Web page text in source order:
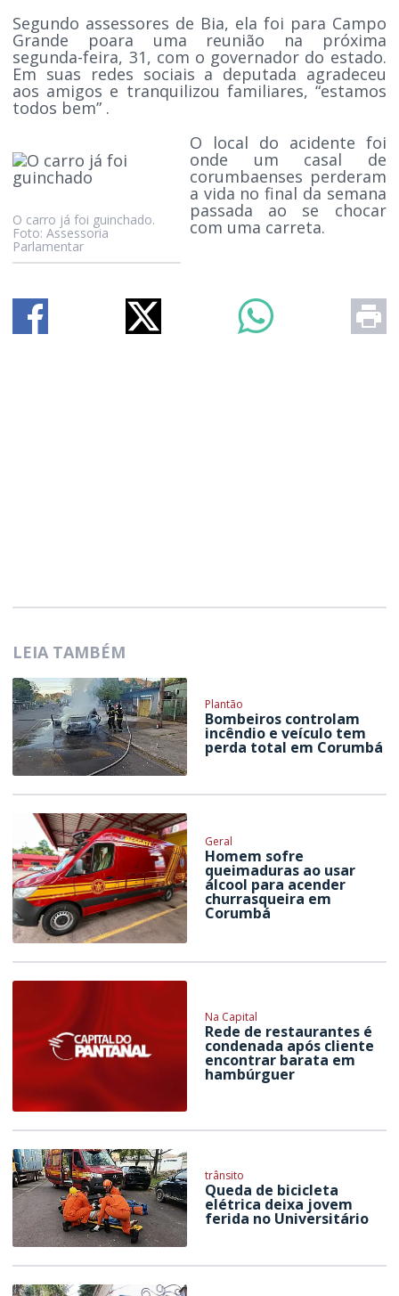
Segundo assessores de Bia, ela foi para Campo
Grande poara uma reunião na próxima
segunda-feira, 31, com o governador do estado.
Em suas redes sociais a deputada agradeceu
aos amigos e tranquilizou familiares, “estamos
todos bem” .
O carro já foi guinchado.
Foto: Assessoria
Parlamentar
O local do acidente foi
onde um casal de
corumbaenses perderam
a vida no final da semana
passada ao se chocar
com uma carreta.
LEIA TAMBÉM
Plantão
Bombeiros controlam
incêndio e veículo tem
perda total em Corumbá
Geral
Homem sofre
queimaduras ao usar
álcool para acender
churrasqueira em
Corumbá
Na Capital
Rede de restaurantes é
condenada após cliente
encontrar barata em
hambúrguer
trânsito
Queda de bicicleta
elétrica deixa jovem
ferida no Universitário